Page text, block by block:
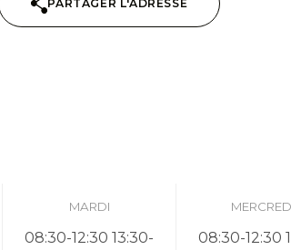
PARTAGER L'ADRESSE
MARDI
08:30-12:30 13:30-
08:30-12:30